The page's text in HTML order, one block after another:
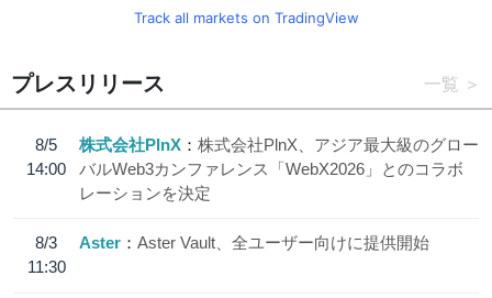
Track all markets on TradingView
プレスリリース 一覧
8/5
14:00
株式会社PlnX
株式会社PlnX、アジア最大級のグロー
バルWeb3カンファレンス「WebX2026」とのコラボ
レーションを決定
8/3
11:30
Aster Aster Vault、全ユーザー向けに提供開始